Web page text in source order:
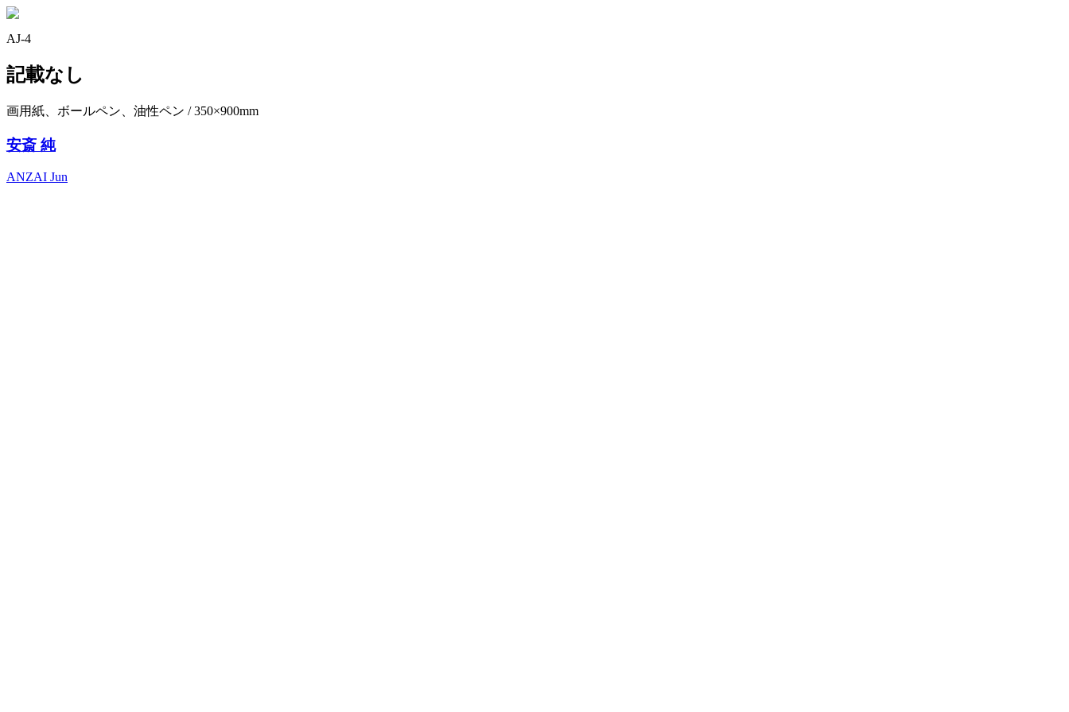
AJ-4
記載なし
画用紙、ボールペン、油性ペン / 350×900mm
安斎 純
ANZAI Jun